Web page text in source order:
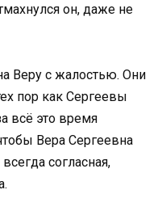
он, даже не
Веру с жалостью. Они
пор как Сергеевы
всё это время
Вера Сергеевна
согласная,